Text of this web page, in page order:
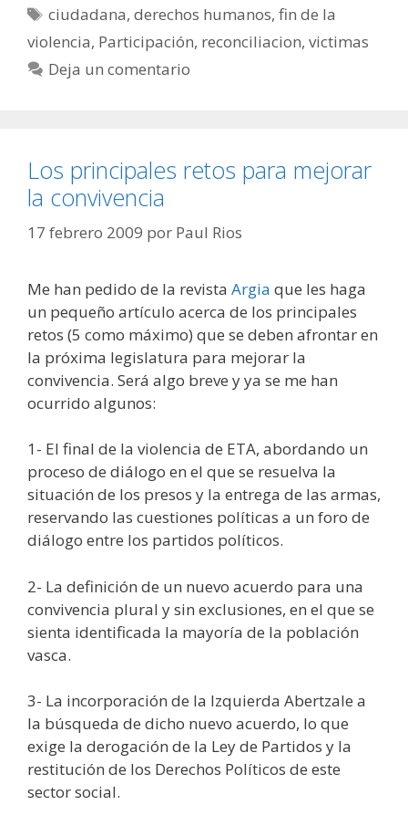
Etiquetas
ciudadana,derechos humanos,fin de la
violencia, Participación, reconciliacion, victimas
Deja un comentario
Los principales retos para mejorar
la convivencia
17 febrero 2009 por Paul Rios
Me han pedido de la revista Argia que les haga
un pequeño artículo acerca de los principales
retos (5 como máximo) que se deben afrontar en
la próxima legislatura para mejorar la
convivencia. Será algo breve y ya se me han
ocurrido algunos:
1- El final de la violencia de ETA, abordando un
proceso de diálogo en el que se resuelva la
situación de los presos y la entrega de las armas,
reservando las cuestiones políticas a un foro de
diálogo entre los partidos políticos.
2- La definición de un nuevo acuerdo para una
convivencia plural y sin exclusiones, en el que se
sienta identificada la mayoría de la población
vasca.
3- La incorporación de la Izquierda Abertzale a
la búsqueda de dicho nuevo acuerdo, lo que
exige la derogación de la Ley de Partidos y la
restitución de los Derechos Políticos de este
sector social.